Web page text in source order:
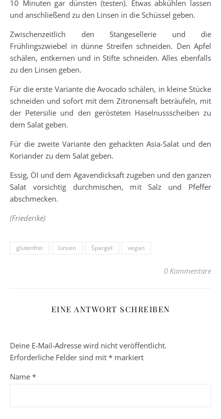
10 Minuten gar dünsten (testen). Etwas abkühlen lassen
und anschließend zu den Linsen in die Schüssel geben.
Zwischenzeitlich den Stangesellerie und die
Frühlingszwiebel in dünne Streifen schneiden. Den Apfel
schälen, entkernen und in Stifte schneiden. Alles ebenfalls
zu den Linsen geben.
Für die erste Variante die Avocado schälen, in kleine Stücke
schneiden und sofort mit dem Zitronensaft beträufeln, mit
der Petersilie und den gerösteten Haselnussscheiben zu
dem Salat geben.
Für die zweite Variante den gehackten Asia-Salat und den
Koriander zu dem Salat geben.
Essig, Öl und dem Agavendicksaft zugeben und den ganzen
Salat vorsichtig durchmischen, mit Salz und Pfeffer
abschmecken.
(Friederike)
glutenfrei Linsen Spargel vegan
0 Kommentare
EINE ANTWORT SCHREIBEN
Deine E-Mail-Adresse wird nicht veröffentlicht.
Erforderliche Felder sind mit * markiert
Name *